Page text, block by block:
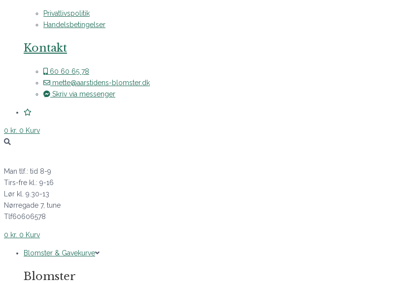
Privatlivspolitik
Handelsbetingelser
Kontakt
60 60 65 78
mette@aarstidens-blomster.dk
Skriv via messenger
0 kr. 0 Kurv
Man tlf.: tid 8-9
Tirs-fre kl.: 9-16
Lør kl. 9.30-13
Nørregade 7, tune
Tlf60606578
0 kr. 0 Kurv
Blomster & Gavekurve
Blomster